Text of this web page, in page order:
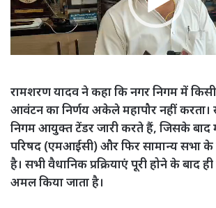
रामशरण यादव ने कहा कि नगर निगम में
आवंटन का निर्णय अकेले महापौर नहीं
निगम आयुक्त टेंडर जारी करते हैं, जिसके बाद
परिषद (एमआईसी) और फिर सामान्य सभा के
है। सभी वैधानिक प्रक्रियाएं पूरी होने के बाद
अमल किया जाता है।